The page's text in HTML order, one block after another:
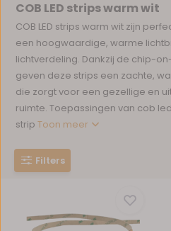
COB LED strips warm wit
COB LED strips warm wit zijn
een hoogwaardige, warme
lichtverdeling. Dankzij de chip-
geven deze strips een zachte,
die zorgt voor een gezellige en
ruimte. Toepassingen van cob
stripToon meer
Filters